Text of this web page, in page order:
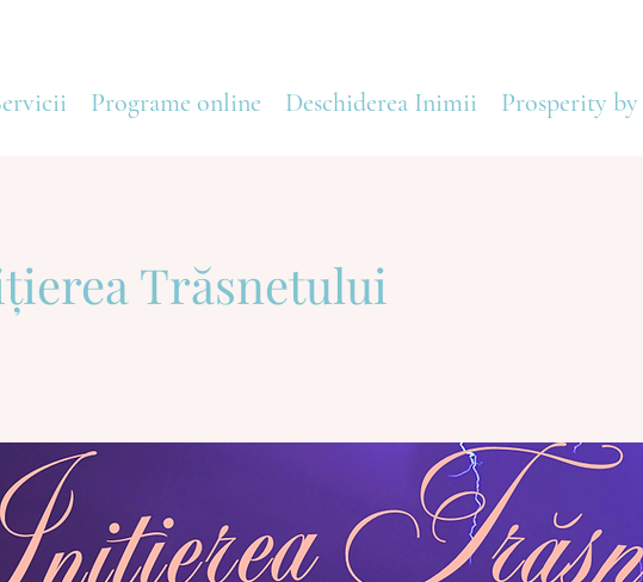
Programe online Deschiderea Inimii Prosperity by
Trăsnetului